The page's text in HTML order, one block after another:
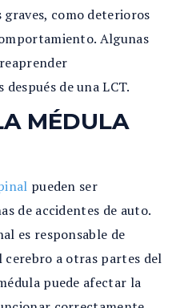
como deterioros
Algunas
de una LCT.
MÉDULA
pueden ser
de accidentes de auto.
es responsable de
a otras partes del
puede afectar la